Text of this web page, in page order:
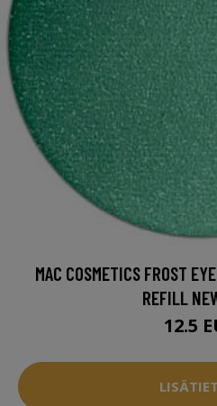
MAC COSMETICS FROST
REFILL
12.5